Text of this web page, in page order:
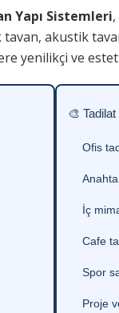
Yapı Sistemleri
akustik
yenilikçi ve
🎨
Ofis
İç
Cafe
Spor
Proje